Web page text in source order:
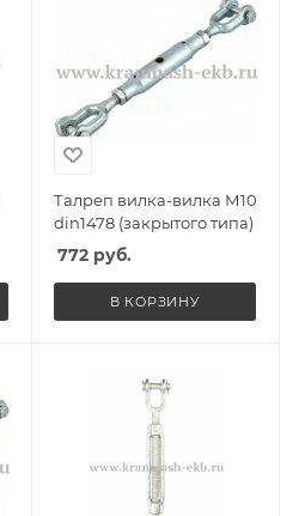
Талреп вилка-вилка М10
din1478 (закрытого типа)
772руб.
В КОРЗИНУ